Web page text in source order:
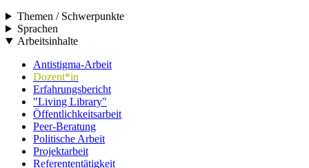
Themen / Schwerpunkte
Sprachen
Arbeitsinhalte
Antistigma-Arbeit
Dozent*in
Erfahrungsbericht
"Living Library"
Öffentlichkeitsarbeit
Peer-Beratung
Politische Arbeit
Projektarbeit
Referententätigkeit